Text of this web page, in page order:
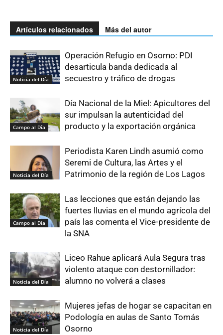
Artículos relacionados Más del autor
Noticia del Día
Operación Refugio en Osorno: PDI
desarticula banda dedicada al
secuestro y tráfico de drogas
Campo al Día
Día Nacional de la Miel: Apicultores del
sur impulsan la autenticidad del
producto y la exportación orgánica
Noticia del Día
Periodista Karen Lindh asumió como
Seremi de Cultura, las Artes y el
Patrimonio de la región de Los Lagos
Campo al Día
Las lecciones que están dejando las
fuertes lluvias en el mundo agrícola del
país las comenta el Vice-presidente de
la SNA
Noticia del Día
Liceo Rahue aplicará Aula Segura tras
violento ataque con destornillador:
alumno no volverá a clases
Noticia del Día
Mujeres jefas de hogar se capacitan en
Podología en aulas de Santo Tomás
Osorno